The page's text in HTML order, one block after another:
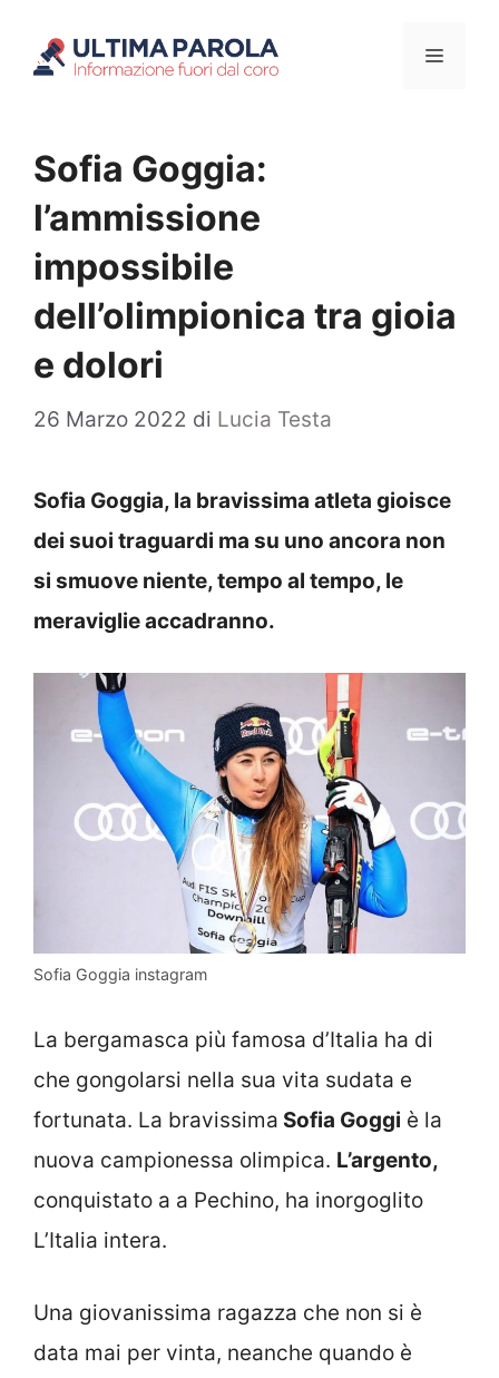
Menu
Sofia Goggia:
l’ammissione
impossibile
dell’olimpionica tra gioia
e dolori
26 Marzo 2022 di Lucia Testa
Sofia Goggia, la bravissima atleta gioisce
dei suoi traguardi ma su uno ancora non
si smuove niente, tempo al tempo, le
meraviglie accadranno.
Sofia Goggia instagram
La bergamasca più famosa d’Italia ha di
che gongolarsi nella sua vita sudata e
fortunata. La bravissima Sofia Goggi è la
nuova campionessa olimpica. L’argento,
conquistato a a Pechino, ha inorgoglito
L’Italia intera.
Una giovanissima ragazza che non si è
data mai per vinta, neanche quando è